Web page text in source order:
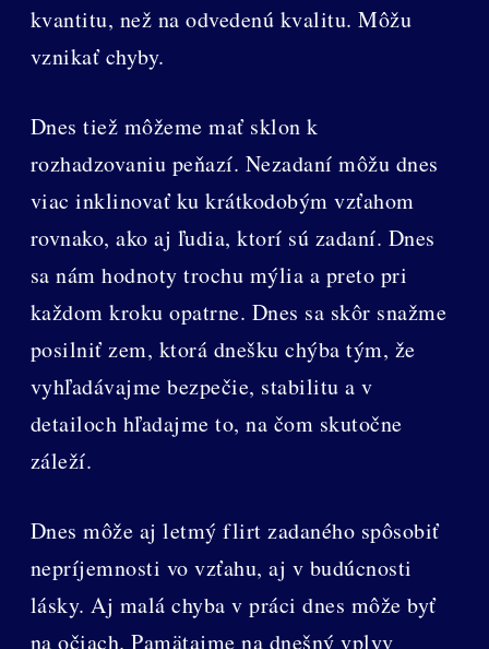
kvantitu, než na odvedenú kvalitu. Môžu
vznikať chyby.
Dnes tiež môžeme mať sklon k
rozhadzovaniu peňazí. Nezadaní môžu dnes
viac inklinovať ku krátkodobým vzťahom
rovnako, ako aj ľudia, ktorí sú zadaní. Dnes
sa nám hodnoty trochu mýlia a preto pri
každom kroku opatrne. Dnes sa skôr snažme
posilniť zem, ktorá dnešku chýba tým, že
vyhľadávajme bezpečie, stabilitu a v
detailoch hľadajme to, na čom skutočne
záleží.
Dnes môže aj letmý flirt zadaného spôsobiť
nepríjemnosti vo vzťahu, aj v budúcnosti
lásky. Aj malá chyba v práci dnes môže byť
na očiach. Pamätajme na dnešný vplyv